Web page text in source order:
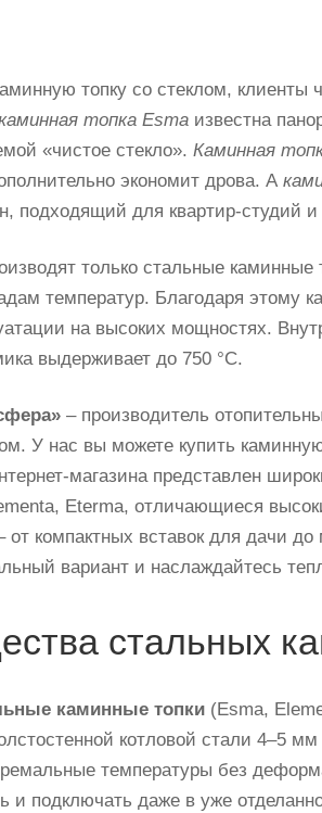
топку со стеклом,
топка Esma известна
«чистое стекло». Каминная
экономит дрова. А
подходящий для квартир-студий
только стальные каминные
температур. Благодаря этому
на высоких мощностях.
выдерживает до 750 °C.
– производитель
У нас вы можете купить
магазина представлен
Eterma, отличающиеся
компактных вставок для дачи
вариант и наслаждайтесь
стальных
каминные топки (Esma,
котловой стали 4–5
температуры без
и подключать даже в уже